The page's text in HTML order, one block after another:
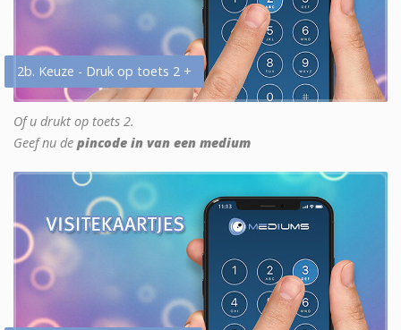
2b. Keuze - Druk op toets 2 +
Of u drukt op toets 2.
Geef nu de pincode in van een medium